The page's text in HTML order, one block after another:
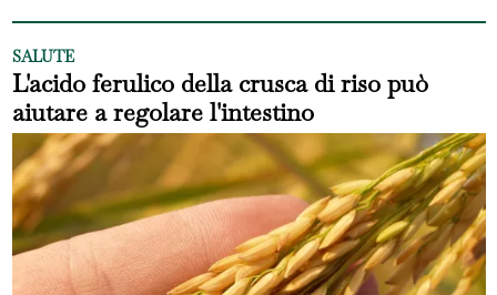
SALUTE
L'acido ferulico della crusca di riso può
aiutare a regolare l'intestino